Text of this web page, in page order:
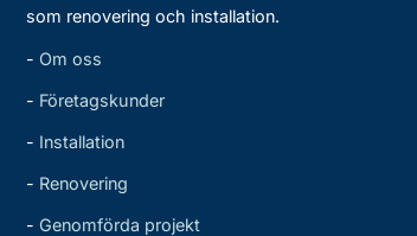
som renovering och installation.
- Om oss
- Företagskunder
- Installation
- Renovering
- Genomförda projekt